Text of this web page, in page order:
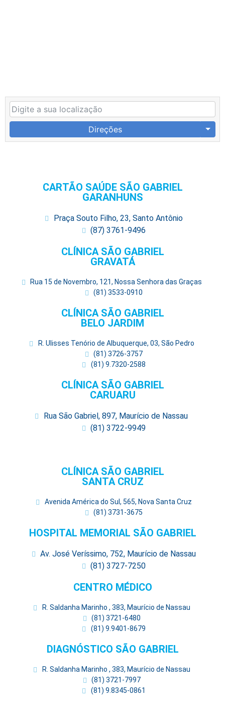
Direções
CARTÃO SAÚDE SÃO GABRIEL
GARANHUNS
Praça Souto Filho, 23, Santo Antônio
(87) 3761-9496
CLÍNICA SÃO GABRIEL
GRAVATÁ
Rua 15 de Novembro, 121, Nossa Senhora das Graças
(81) 3533-0910
CLÍNICA SÃO GABRIEL
BELO JARDIM
R. Ulisses Tenório de Albuquerque, 03, São Pedro
(81) 3726-3757
(81) 9.7320-2588
CLÍNICA SÃO GABRIEL
CARUARU
Rua São Gabriel, 897, Maurício de Nassau
(81) 3722-9949
CLÍNICA SÃO GABRIEL
SANTA CRUZ
Avenida América do Sul, 565, Nova Santa Cruz
(81) 3731-3675
HOSPITAL MEMORIAL SÃO GABRIEL
Av. José Veríssimo, 752, Maurício de Nassau
(81) 3727-7250
CENTRO MÉDICO
R. Saldanha Marinho , 383, Maurício de Nassau
(81) 3721-6480
(81) 9.9401-8679
DIAGNÓSTICO SÃO GABRIEL
R. Saldanha Marinho , 383, Maurício de Nassau
(81) 3721-7997
(81) 9.8345-0861